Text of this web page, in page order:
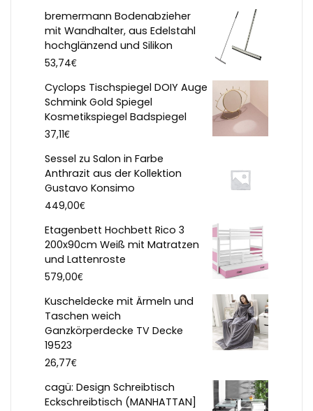
bremermann Bodenabzieher
mit Wandhalter, aus Edelstahl
hochglänzend und Silikon
53,74€
Cyclops Tischspiegel DOIY Auge
Schmink Gold Spiegel
Kosmetikspiegel Badspiegel
37,11€
Sessel zu Salon in Farbe
Anthrazit aus der Kollektion
Gustavo Konsimo
449,00€
Etagenbett Hochbett Rico 3
200x90cm Weiß mit Matratzen
und Lattenroste
579,00€
Kuscheldecke mit Ärmeln und
Taschen weich
Ganzkörperdecke TV Decke
19523
26,77€
cagü: Design Schreibtisch
Eckschreibtisch (MANHATTAN]